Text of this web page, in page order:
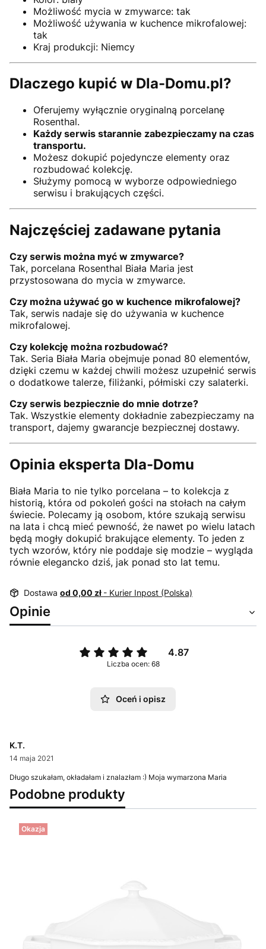
Możliwość mycia w zmywarce: tak
Możliwość używania w kuchence mikrofalowej:
tak
Kraj produkcji: Niemcy
Dlaczego kupić w Dla-Domu.pl?
Oferujemy wyłącznie oryginalną porcelanę
Rosenthal.
Każdy serwis starannie zabezpieczamy na czas
transportu.
Możesz dokupić pojedyncze elementy oraz
rozbudować kolekcję.
Służymy pomocą w wyborze odpowiedniego
serwisu i brakujących części.
Najczęściej zadawane pytania
Czy serwis można myć w zmywarce?
Tak, porcelana Rosenthal Biała Maria jest
przystosowana do mycia w zmywarce.
Czy można używać go w kuchence mikrofalowej?
Tak, serwis nadaje się do używania w kuchence
mikrofalowej.
Czy kolekcję można rozbudować?
Tak. Seria Biała Maria obejmuje ponad 80 elementów,
dzięki czemu w każdej chwili możesz uzupełnić serwis
o dodatkowe talerze, filiżanki, półmiski czy salaterki.
Czy serwis bezpiecznie do mnie dotrze?
Tak. Wszystkie elementy dokładnie zabezpieczamy na
transport, dajemy gwarancje bezpiecznej dostawy.
Opinia eksperta Dla-Domu
Biała Maria to nie tylko porcelana – to kolekcja z
historią, która od pokoleń gości na stołach na całym
świecie. Polecamy ją osobom, które szukają serwisu
na lata i chcą mieć pewność, że nawet po wielu latach
będą mogły dokupić brakujące elementy. To jeden z
tych wzorów, który nie poddaje się modzie – wygląda
równie elegancko dziś, jak ponad sto lat temu.
Dostawa od 0,00 zł - Kurier Inpost (Polska)
Opinie
4.87
Liczba ocen: 68
Oceń i opisz
K.T.
14 maja 2021
Długo szukałam, okładałam i znalazłam :) Moja wymarzona Maria
Podobne produkty
Okazja